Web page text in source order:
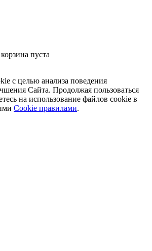
пуста
с целью анализа поведения
Сайта. Продолжая пользоваться
на использование файлов cookie в
Cookiе правилами.